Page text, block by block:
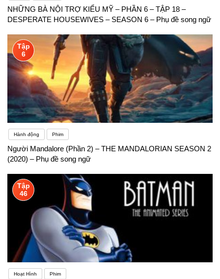
NHỮNG BÀ NỘI TRỢ KIỂU MỸ – PHẦN 6 – TẬP 18 –
DESPERATE HOUSEWIVES – SEASON 6 – Phụ đề song ngữ
Tập
6
Hành động Phim
Người Mandalore (Phần 2) – THE MANDALORIAN SEASON 2
(2020) – Phụ đề song ngữ
Tập
46
Hoạt Hình Phim